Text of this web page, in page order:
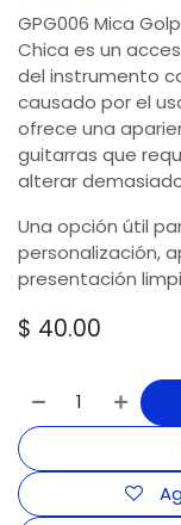
GPG006 Mica
Chica es un
del instrumento
causado por el
ofrece una
guitarras que
alterar
Una opción útil
personalización,
presentación
$ 40.00